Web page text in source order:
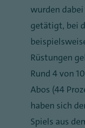
wurden
getätigt, bei
Rüstungen
Rund 4 von
Abos (44
haben sich
Spiels aus